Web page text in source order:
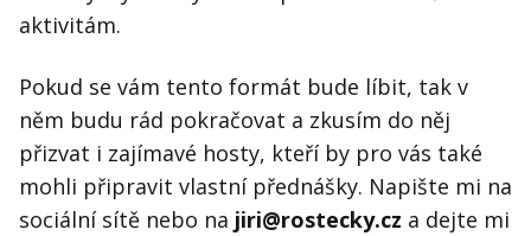
aktivitám.
Pokud se vám tento formát bude líbit, tak v
něm budu rád pokračovat a zkusím do něj
přizvat i zajímavé hosty, kteří by pro vás také
mohli připravit vlastní přednášky. Napište mi na
sociální sítě nebo na jiri@rostecky.cz a dejte mi